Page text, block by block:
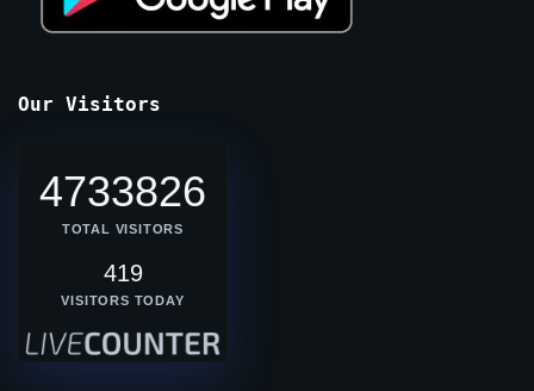
Our Visitors
4733826
TOTAL VISITORS
419
VISITORS TODAY